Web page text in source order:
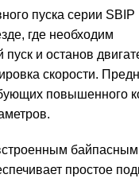
пуска серии SBIP
где необходим
и останов
скорости.
повышенного
байпасным
простое